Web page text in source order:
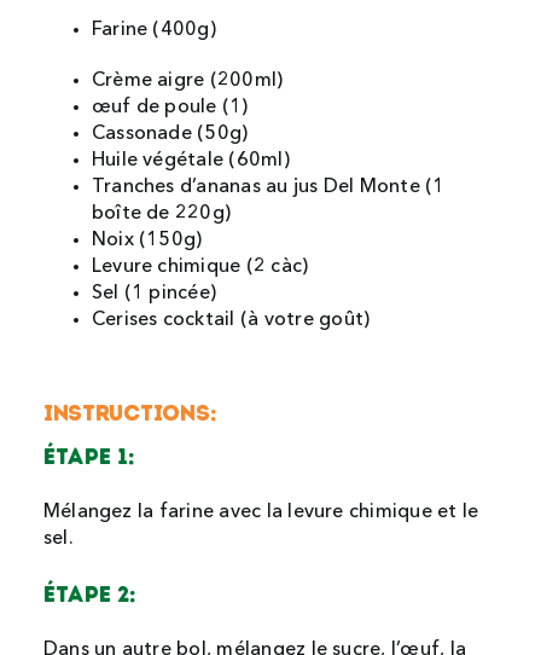
Farine (400g)
Crème aigre (200ml)
œuf de poule (1)
Cassonade (50g)
Huile végétale (60ml)
Tranches d’ananas au jus Del Monte (1
boîte de 220g)
Noix (150g)
Levure chimique (2 càc)
Sel (1 pincée)
Cerises cocktail (à votre goût)
instructions:
étape 1:
Mélangez la farine avec la levure chimique et le
sel.
étape 2:
Dans un autre bol, mélangez le sucre, l’œuf, la